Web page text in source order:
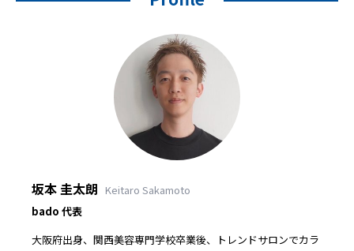
坂本 圭太朗 Keitaro Sakamoto
bado 代表
大阪府出身、関西美容専門学校卒業後、トレンドサロンでカラ